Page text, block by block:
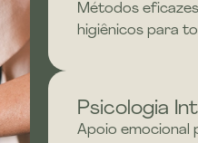
Métodos
higiênicos para
Psicologia
Apoio emocional